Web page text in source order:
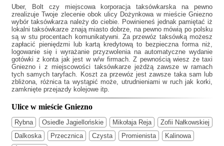
Uber, Bolt czy miejscowa korporacja taksówkarska na pewno
zrealizuje Twoje zlecenie obok ulicy Dożynkowa w mieście Gniezno
wybór taksówkarza należy do ciebie. Powinieneś jednak pamiętać iż
lokalni taksówkarze znają miasto dobrze, na pewno mówią po polsku
są w stu procentach komunikatywni. Za przewóz taksówką możesz
zapłacić pieniędzmi lub kartą kredytową to bezpieczna forma niż,
logowanie się i wyrażanie przyzwolenia na automatyczne wydanie
gotówki z konta jak jest w w/w firmach. Z pewnością wiesz że taxi
Gniezno i z miejscowości taksówkarze jeżdżą zawsze w ramach
tych samych taryfach. Koszt za przewóz jest zawsze taka sam lub
zbliżona, różnica ta wystąpić może, utrudnieniami w ruch jak korki,
zamknięte przejazdy kolejowe itp.
Ulice w mieście Gniezno
Rybna Osiedle Jagiellońskie Mikołaja Reja
Zofii Nałkowskiej
Dalkoska
Przecznica Czysta Promienista
Kalinowa